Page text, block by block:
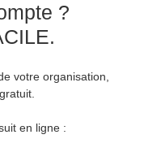
?
votre organisation,
en ligne :